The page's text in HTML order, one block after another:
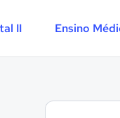
II Ensino